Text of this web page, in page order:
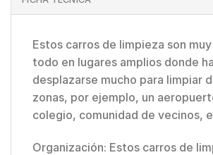
Estos carros de limpieza son
todo en lugares amplios donde
desplazarse mucho para limpiar
zonas, por ejemplo, un
colegio, comunidad de vecinos,
Organización: Estos carros de